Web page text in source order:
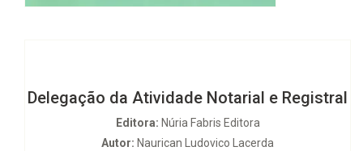
Delegação da Atividade Notarial e Registral
Editora: Núria Fabris Editora
Autor: Naurican Ludovico Lacerda